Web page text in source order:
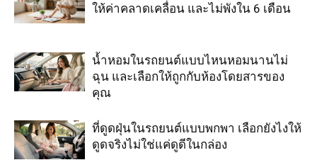
ให้ค่าคลาดเคลื่อน และไม่พังใน 6 เดือน
น้ำหอมในรถยนต์แบบไหนหอมนานไม่
ฉุน และเลือกให้ถูกกับห้องโดยสารของ
คุณ
ที่ดูดฝุ่นในรถยนต์แบบพกพา เลือกยังไงให้
ดูดจริงไม่ใช่แค่ดูดีในกล่อง